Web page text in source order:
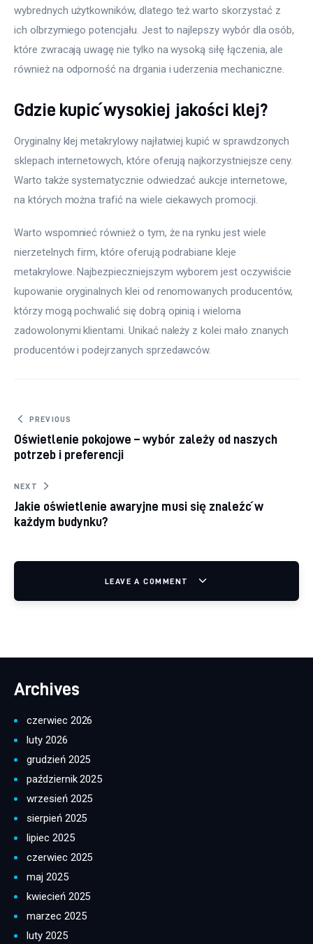
wybrednych użytkowników, dlatego też warto skorzystać z
ich olbrzymiego potencjału. Jest to najlepszy wybór dla osób,
które zwracają uwagę nie tylko na wysoką siłę łączenia, ale
również na odporność na drgania i uderzenia mechaniczne.
Gdzie kupić wysokiej jakości klej?
Oryginalny klej metakrylowy najłatwiej kupić w sprawdzonych
sklepach internetowych, które oferują najkorzystniejsze ceny.
Warto także systematycznie odwiedzać aukcje internetowe,
na których można trafić na wiele ciekawych promocji.
Warto wspomnieć również o tym, że na rynku jest wiele
nierzetelnych firm, które oferują podrabiane kleje
metakrylowe. Najbezpieczniejszym wyborem jest oczywiście
kupowanie oryginalnych klei od renomowanych producentów,
którzy mogą pochwalić się dobrą opinią i wieloma
zadowolonymi klientami. Unikać należy z kolei mało znanych
producentów i podejrzanych sprzedawców.
Nawigacja wpisu
PREVIOUS
Oświetlenie pokojowe – wybór zależy od naszych
potrzeb i preferencji
NEXT
Jakie oświetlenie awaryjne musi się znaleźć w
każdym budynku?
LEAVE A COMMENT
Archives
czerwiec 2026
luty 2026
grudzień 2025
październik 2025
wrzesień 2025
sierpień 2025
lipiec 2025
czerwiec 2025
maj 2025
kwiecień 2025
marzec 2025
luty 2025